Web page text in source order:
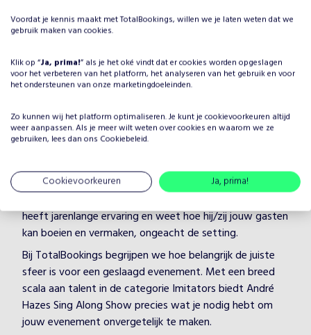
Show boeken voor jouw
Het plannen van een evenement brengt veel keuzes met
zich mee, maar één ding is zeker: je wilt dat het
Along Show te boeken, kies je voor een professionele
artiest in de categorie Imitators, die je evenement naar
heeft jarenlange ervaring en weet hoe hij/zij jouw gasten
kan boeien en vermaken, ongeacht de setting.
Bij TotalBookings begrijpen we hoe belangrijk de juiste
sfeer is voor een geslaagd evenement. Met een breed
scala aan talent in de categorie Imitators biedt André
Hazes Sing Along Show precies wat je nodig hebt om
jouw evenement onvergetelijk te maken.
Voordat je kennis maakt met TotalBookings, willen we je laten weten dat we
gebruik maken van cookies.
Klik op “Ja, prima!” als je het oké vindt dat er cookies worden opgeslagen
voor het verbeteren van het platform, het analyseren van het gebruik en voor
het ondersteunen van onze marketingdoeleinden.
Zo kunnen wij het platform optimaliseren. Je kunt je cookievoorkeuren altijd
weer aanpassen. Als je meer wilt weten over cookies en waarom we ze
gebruiken, lees dan ons Cookiebeleid.
Cookievoorkeuren Ja, prima!